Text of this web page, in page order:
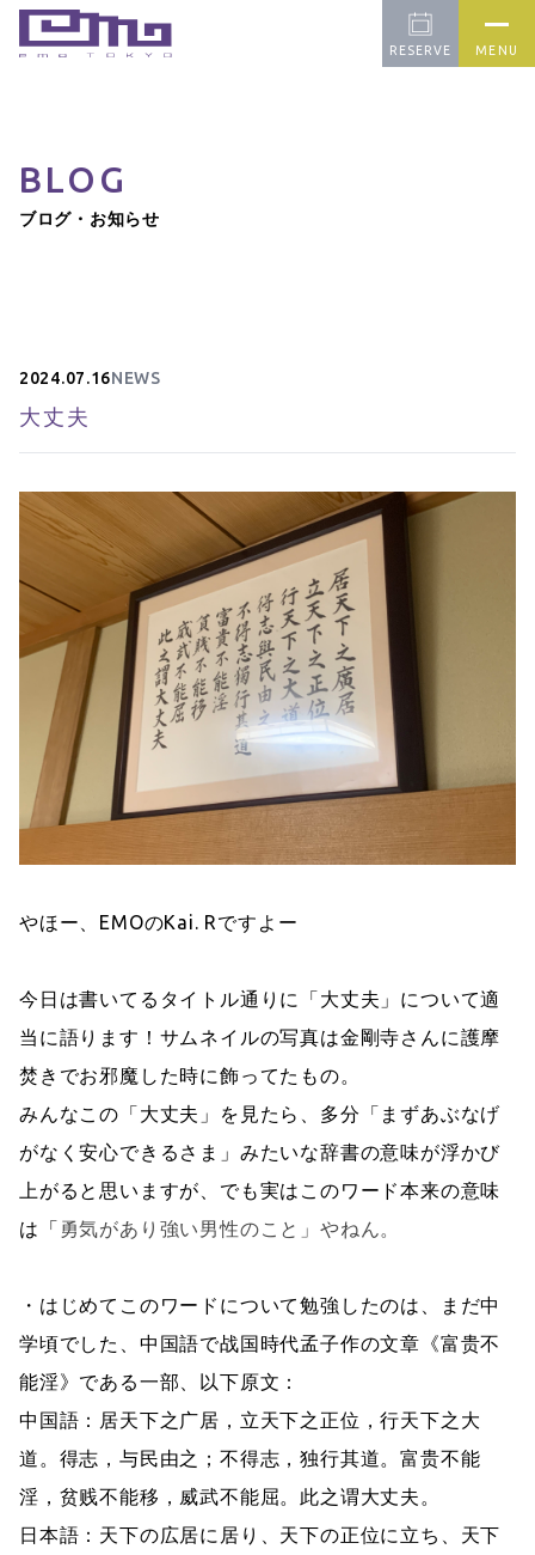
RESERVE MENU
BLOG
ブログ・お知らせ
2024.07.16NEWS
大丈夫
やほー、EMOのKai. Rですよー
今日は書いてるタイトル通りに「大丈夫」について適
当に語ります！サムネイルの写真は金剛寺さんに護摩
焚きでお邪魔した時に飾ってたもの。
みんなこの「大丈夫」を見たら、多分「まずあぶなげ
がなく安心できるさま」みたいな辞書の意味が浮かび
上がると思いますが、でも実はこのワード本来の意味
は「 勇気があり強い男性のこと」やねん。
・はじめてこのワードについて勉強したのは、まだ中
学頃でした、中国語で战国時代孟子作の文章《富贵不
能淫》である一部、以下原文：
中国語：居天下之广居，立天下之正位，行天下之大
道。得志，与民由之；不得志，独行其道。富贵不能
淫，贫贱不能移，威武不能屈。此之谓大丈夫。
日本語：天下の広居に居り、天下の正位に立ち、天下